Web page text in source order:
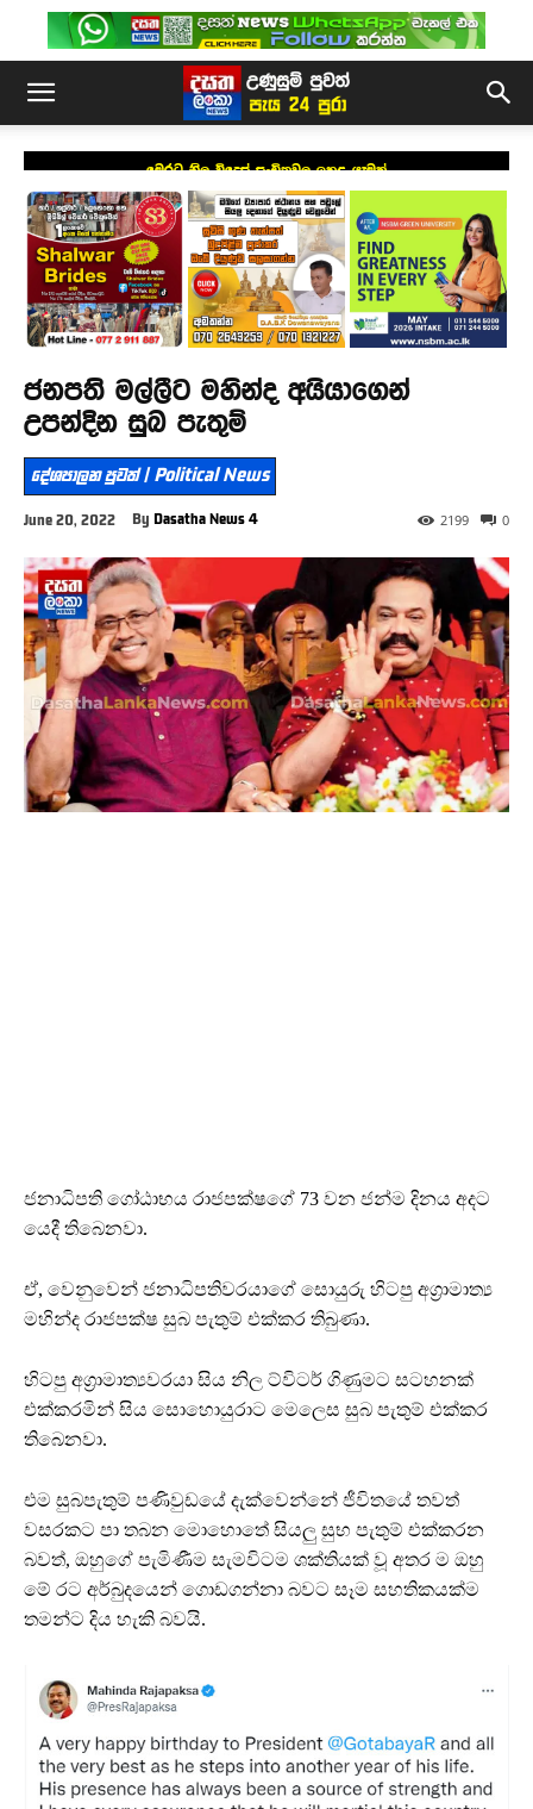
මෙරට නිල විදෙස් සංචිතවල ඉහළ යෑමක්
ජනපති මල්ලීට මහින්ද අයියාගෙන්
උපන්දින සුබ පැතුම්
දේශපාලන පුවත් | Political News
June 20, 2022 By Dasatha News 4 0
2199
ජනාධිපති ගෝඨාභය රාජපක්ෂගේ 73 වන ජන්ම දිනය අදට
යෙදී තිබෙනවා.
ඒ, වෙනුවෙන් ජනාධිපතිවරයාගේ සොයුරු හිටපු අග්‍රාමාත්‍ය
මහින්ද රාජපක්ෂ සුබ පැතුම් එක්කර තිබුණා.
හිටපු අග්‍රාමාත්‍යවරයා සිය නිල ට්විටර් ගිණුමට සටහනක්
එක්කරමින් සිය සොහොයුරාට මෙලෙස සුබ පැතුම් එක්කර
තිබෙනවා.
එම සුබපැතුම් පණිවුඩයේ දැක්වෙන්නේ ජීවිතයේ තවත්
වසරකට පා තබන මොහොතේ සියලු සුභ පැතුම් එක්කරන
බවත්, ඔහුගේ පැමිණීම සැමවිටම ශක්තියක් වූ අතර ම ඔහු
මේ රට අර්බුදයෙන් ගොඩගන්නා බවට සෑම සහතිකයක්ම
තමන්ට දිය හැකි බවයි.